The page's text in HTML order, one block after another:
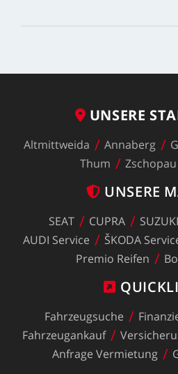
UNSERE
Altmittweida Annaberg
Thum
Zschopau
UNSERE
SEAT CUPRA SUZUKI
AUDI Service ŠKODA
Premio Reifen
Fahrzeugsuche
Fahrzeugankauf
Anfrage Vermietung